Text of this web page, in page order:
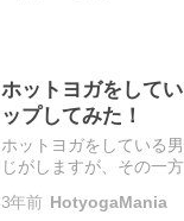
ホットヨガをして
ップしてみた！
ホットヨガをしている
じがしますが、その一
3年前 HotyogaMania